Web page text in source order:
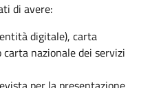
di avere:
digitale), carta
carta nazionale dei servizi